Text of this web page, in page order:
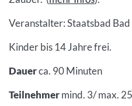
Veranstalter: Staatsbad
Kinder bis 14 Jahre frei.
Dauerca. 90 Minuten
Teilnehmermind. 3/ max.